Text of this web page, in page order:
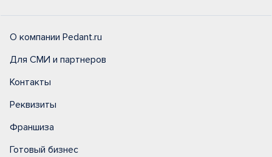
О компании Pedant.ru
Для СМИ и партнеров
Контакты
Реквизиты
Франшиза
Готовый бизнес